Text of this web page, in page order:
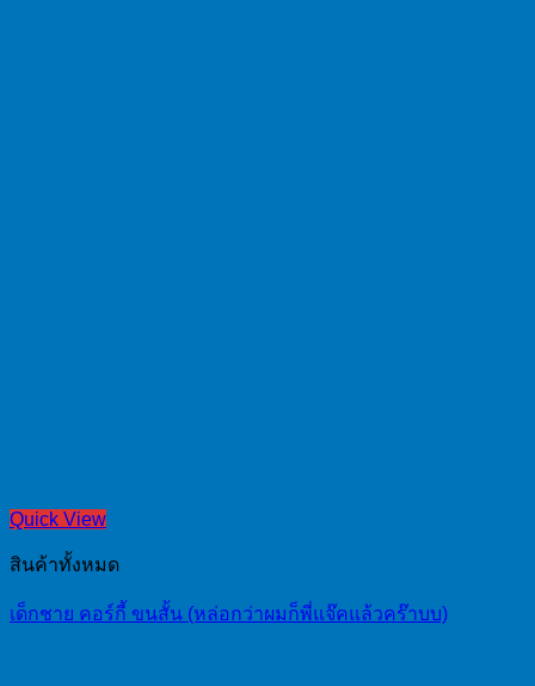
Quick View
สินค้าทั้งหมด
เด็กชาย คอร์กี้ ขนสั้น (หล่อกว่าผมก็พี่แจ๊คแล้วคร๊าบบ)